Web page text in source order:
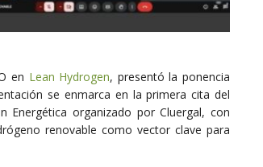
en Lean Hydrogen, presentó la ponencia
se enmarca en la primera cita del
Energética organizado porCluergal, con
renovable como vector clave para